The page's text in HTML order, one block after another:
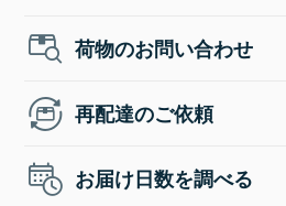
荷物のお問い合わせ
再配達のご依頼
お届け日数を調べる